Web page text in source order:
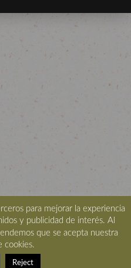
para mejorar la experiencia
y publicidad de interés. Al
que se acepta nuestra
cookies.
Reject